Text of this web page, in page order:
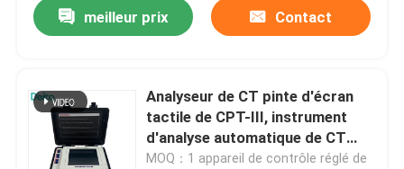
meilleur prix Contact
Analyseur de CT pinte d'écran
tactile de CPT-III, instrument
d'analyse automatique de CT
pinte
MOQ：1 appareil de contrôle réglé de